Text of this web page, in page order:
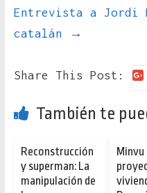
Entrevista a Jordi
catalán
→
Share This Post:
También te
Reconstrucción
y superman: La
manipulación de